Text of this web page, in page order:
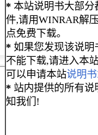
* 本站说明书大部分
件,请用WINRAR解
点免费下载。
* 如果您发现该说明
不能下载,请进入本
可以申请本站说明
* 站内提供的所有
知我们!